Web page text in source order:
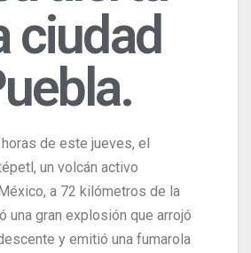
ciudad
de este jueves, el
un volcán activo
a 72 kilómetros de la
una gran explosión que arrojó
y emitió una fumarola